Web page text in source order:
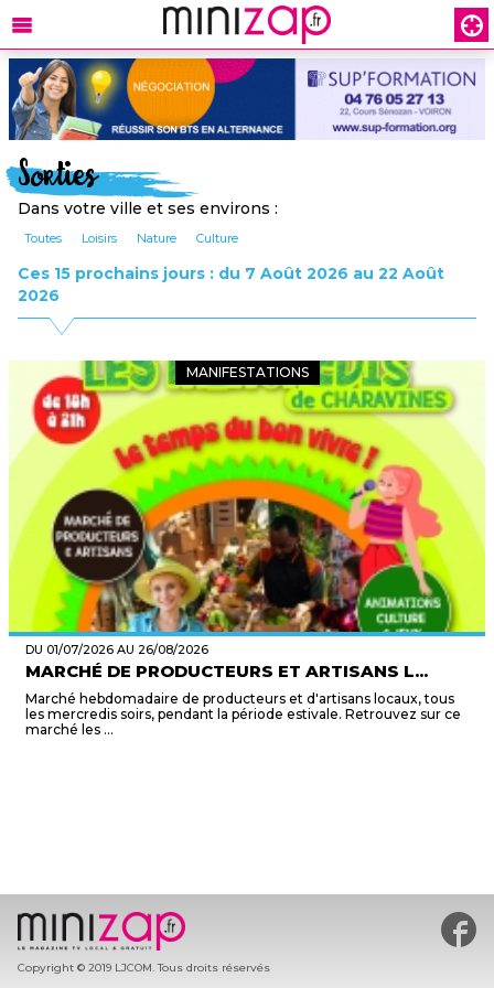
Sorties
Dans votre ville et ses environs :
Toutes Loisirs Nature Culture
Ces 15 prochains jours : du 7 Août 2026 au 22 Août
2026
MANIFESTATIONS
DU 01/07/2026 AU 26/08/2026
MARCHÉ DE PRODUCTEURS ET ARTISANS L...
Marché hebdomadaire de producteurs et d'artisans locaux, tous
les mercredis soirs, pendant la période estivale. Retrouvez sur ce
marché les ...
Copyright © 2019 LJCOM. Tous droits réservés